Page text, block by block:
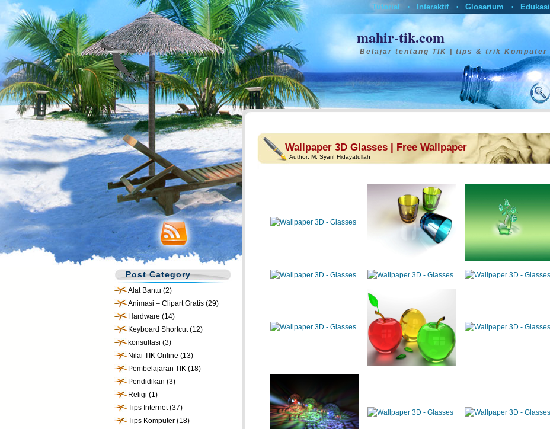
Tutorial • Interaktif • Glosarium • Edukasi
mahir-tik.com
Belajar tentang TIK | tips & trik Komputer
Post Category
Alat Bantu (2)
Animasi – Clipart Gratis (29)
Hardware (14)
Keyboard Shortcut(12)
konsultasi (3)
Nilai TIK Online (13)
Pembelajaran TIK (18)
Pendidikan (3)
Religi (1)
Tips Internet(37)
Tips Komputer (18)
Wallpaper 3D Glasses | Free Wallpaper
Author: M. Syarif Hidayatullah